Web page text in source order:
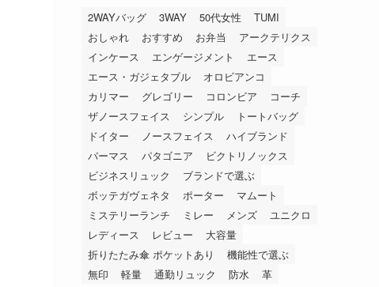
2WAYバッグ 3WAY 50代女性
TUMI
おしゃれ
おすすめ お弁当
アークテリクス
インケース
エンゲージメント
エース
エース・ガジェタブル
オロビアンコ
カリマー
グレゴリー コロンビア
コーチ
ザノースフェイス
シンプル
トートバッグ
ドイター
ノースフェイス
ハイブランド
バーマス
パタゴニア
ビクトリノックス
ビジネスリュック
ブランドで選ぶ
ボッテガヴェネタ
ポーター
マムート
ミステリーランチ
ミレー メンズ
ユニクロ
レディース
レビュー
大容量
折りたたみ傘 ポケットあり
機能性で選ぶ
無印
軽量 通勤リュック 防水 革